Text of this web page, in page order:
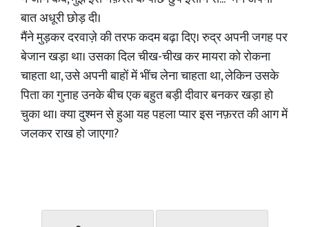
बात अधूरी छोड़ दी।
मैंने मुड़कर दरवाज़े की तरफ कदम बढ़ा दिए। रुद्र अपनी जगह पर
बेजान खड़ा था। उसका दिल चीख-चीख कर मायरा को रोकना
चाहता था, उसे अपनी बाहों में भींच लेना चाहता था, लेकिन उसके
पिता का गुनाह उनके बीच एक बहुत बड़ी दीवार बनकर खड़ा हो
चुका था। क्या दुश्मन से हुआ यह पहला प्यार इस नफ़रत की आग में
जलकर राख हो जाएगा?